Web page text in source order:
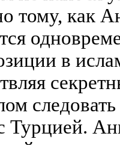
тому, как
в
Турцией.